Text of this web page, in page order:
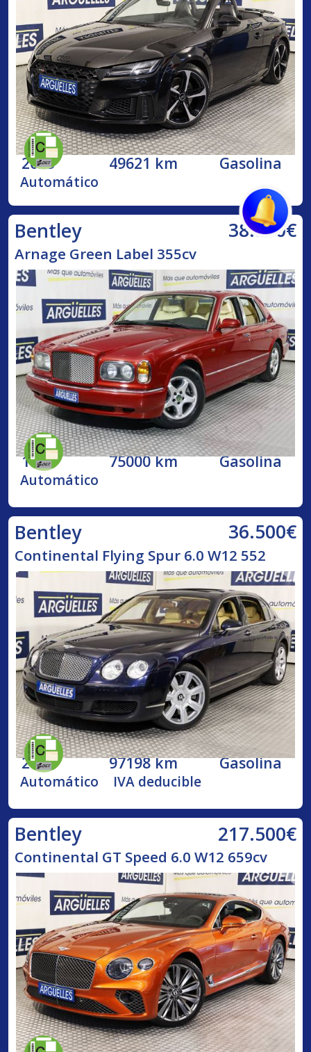
2023 49621 km Gasolina
Automático
Bentley 38.500€
Arnage Green Label 355cv
1998 75000 km Gasolina
Automático
Bentley 36.500€
Continental Flying Spur 6.0 W12 552
2005 97198 km Gasolina
Automático IVA deducible
Bentley 217.500€
Continental GT Speed 6.0 W12 659cv